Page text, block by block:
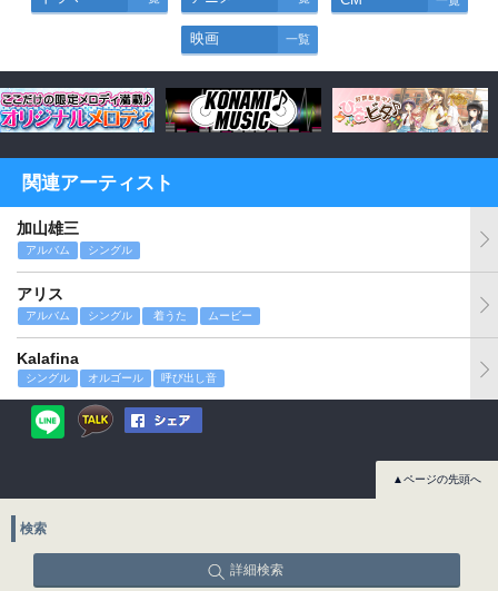
映画 一覧
関連アーティスト
加山雄三
アルバム シングル
アリス
アルバム シングル 着うた ムービー
Kalafina
シングル オルゴール 呼び出し音
▲ページの先頭へ
検索
詳細検索